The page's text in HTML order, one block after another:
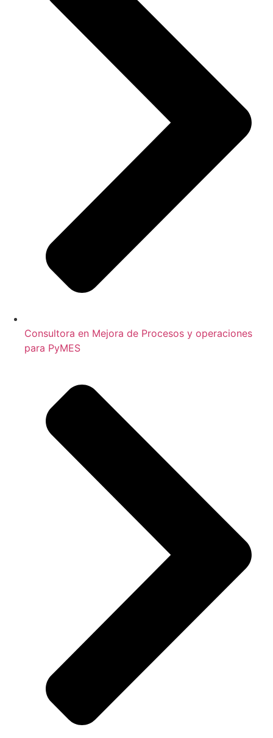
Consultora en Mejora de Procesos y operaciones
para PyMES